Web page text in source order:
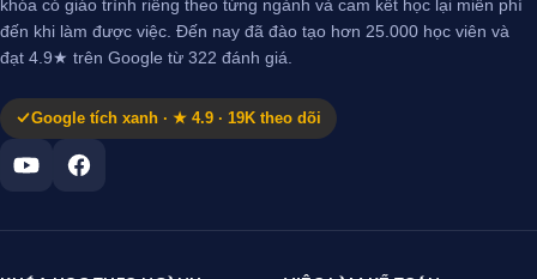
khóa có giáo trình riêng theo từng ngành và cam kết học lại miễn phí
đến khi làm được việc. Đến nay đã đào tạo hơn 25.000 học viên và
đạt 4.9★ trên Google từ 322 đánh giá.
Google tích xanh · ★ 4.9 · 19K theo dõi